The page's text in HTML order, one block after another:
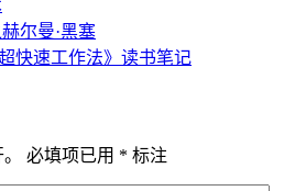
尔曼·黑塞
超快速工作法》读书笔记
必填项已用 * 标注